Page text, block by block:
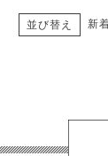
並び替え 新